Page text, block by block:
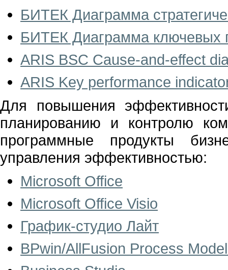
БИТЕК Диаграмма
БИТЕК Диаграмма ключевых
ARIS BSC Cause-and-effect
ARIS Key performance
Для повышения
планированию и контролю
программные продукты
управления эффективностью:
Microsoft Office
Microsoft Office Visio
График-студио Лайт
BPwin/AllFusion Process